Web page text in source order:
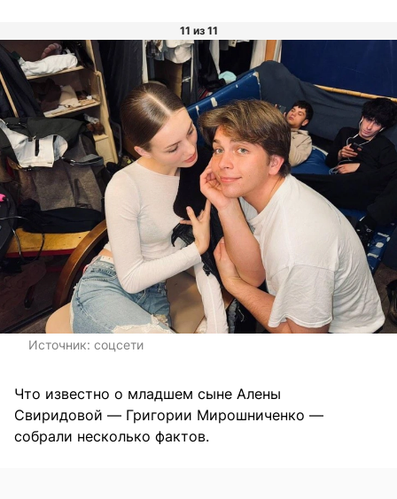
11 из 11
Источник: соцсети
Что известно о младшем сыне Алены
Свиридовой — Григории Мирошниченко —
собрали несколько фактов.